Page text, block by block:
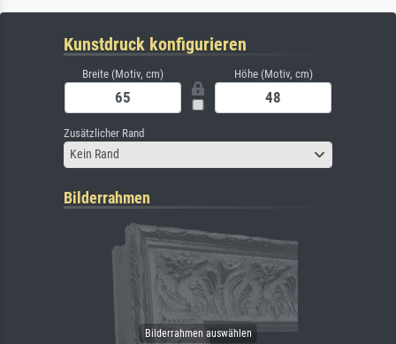
Kunstdruck konfigurieren
Breite (Motiv, cm) Höhe (Motiv, cm)
Zusätzlicher Rand
Kein Rand
Bilderrahmen